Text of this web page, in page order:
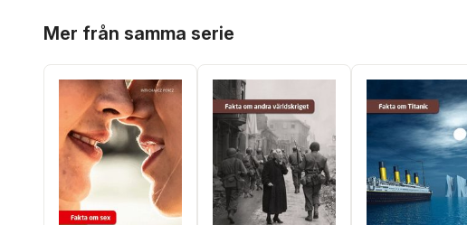
Mer från samma serie